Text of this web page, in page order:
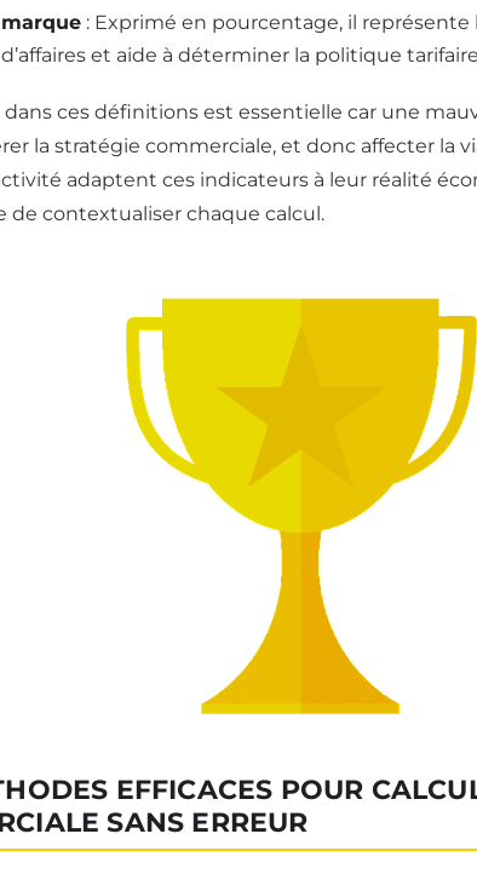
: Exprimé en pourcentage, il représente
et aide à déterminer la politique
dans ces définitions est essentielle car une
la stratégie commerciale, et donc affecter la
adaptent ces indicateurs à leur réalité
de contextualiser chaque calcul.
EFFICACES POUR
SANS ERREUR